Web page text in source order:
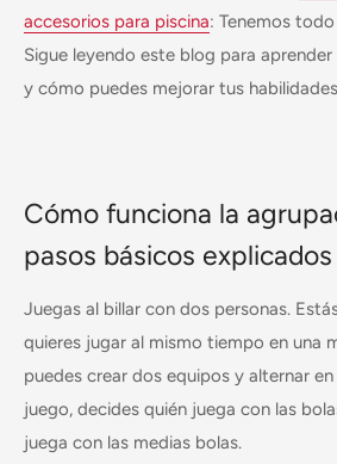
accesorios para piscina: Tenemos
Sigue leyendo este blog para
y cómo puedes mejorar tus
Cómo funciona la
pasos básicos explicados
Juegas al billar con dos personas.
quieres jugar al mismo tiempo en una
puedes crear dos equipos y alternar
juego, decides quién juega con las
juega con las medias bolas.